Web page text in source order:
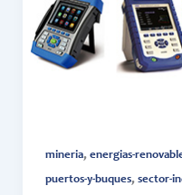
mineria, energias-
puertos-y-buques, sector-